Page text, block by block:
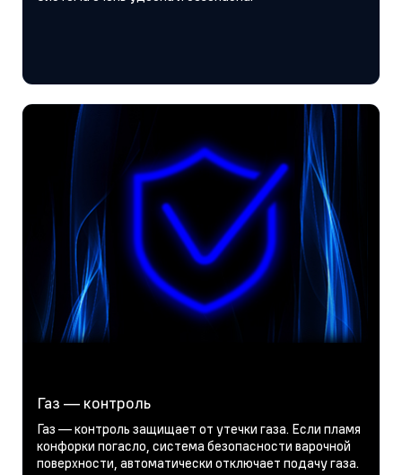
Газ — контроль
Газ — контроль защищает от утечки газа. Если пламя
конфорки погасло, система безопасности варочной
поверхности, автоматически отключает подачу газа.